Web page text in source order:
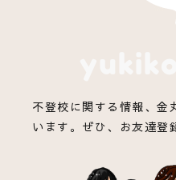
不登校に関する情報、金
います。ぜひ、お友達登